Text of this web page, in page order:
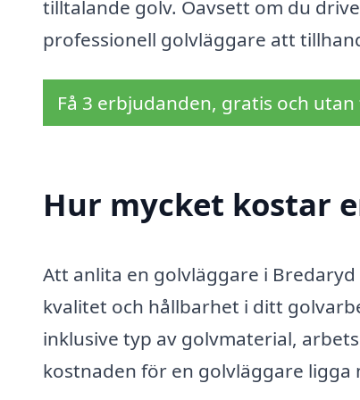
tilltalande golv. Oavsett om du
professionell golvläggare att
Få 3 erbjudanden, gratis och
Hur mycket kostar
Att anlita en golvläggare i
kvalitet och hållbarhet i ditt
inklusive typ av golvmaterial,
kostnaden för en golvläggare ligga